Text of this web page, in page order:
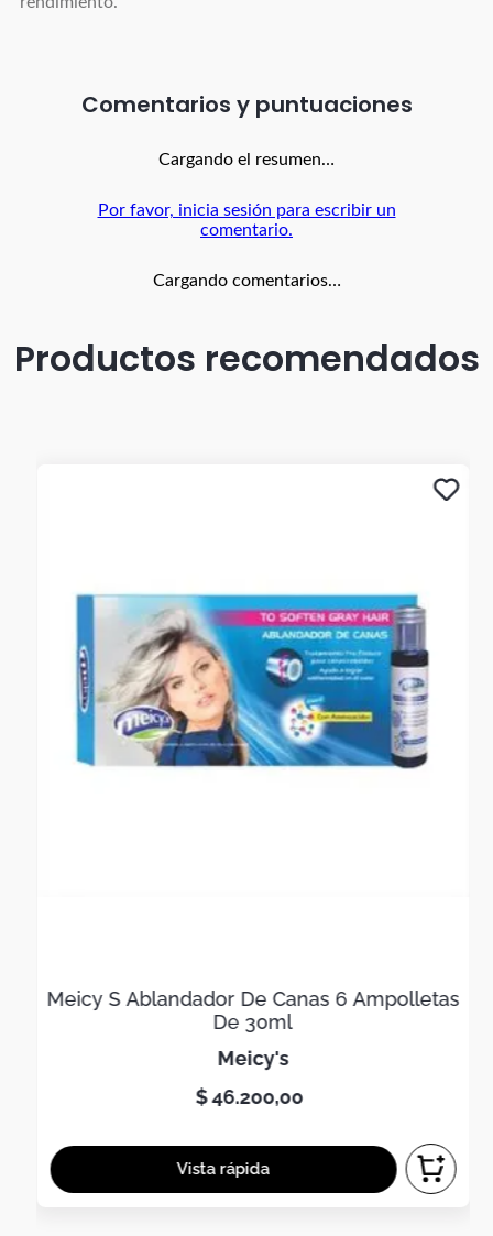
Comentarios
Cargando el resumen…
Por favor, inicia sesión para escribir un
comentario.
Cargando comentarios…
Productos recomendados
Meicy S Ablandador De Canas 6 Ampolletas
De 30ml
meicy's
$46.200,00